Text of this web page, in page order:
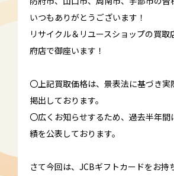
いつもありがとうございます！
リサイクル＆リユースショップの買取
府店で御座います！
〇上記買取価格は、景表法に基づき実
掲出しております。
〇広くお知らせするため、過去半年間
績を公表しております。
さて今回は、JCBギフトカードをお持